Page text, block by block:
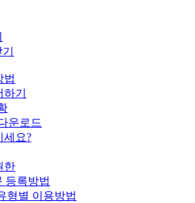
법
기
운로드
세요?
한
등록방법
형별 이용방법